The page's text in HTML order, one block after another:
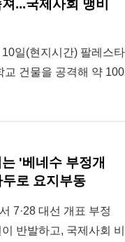
...국제사회 맹비
일(현지시간) 팔레스
교 건물을 공격해 약
'베네수 부정개
로 요지부동
7·28 대선 개표 부정
반발하고, 국제사회